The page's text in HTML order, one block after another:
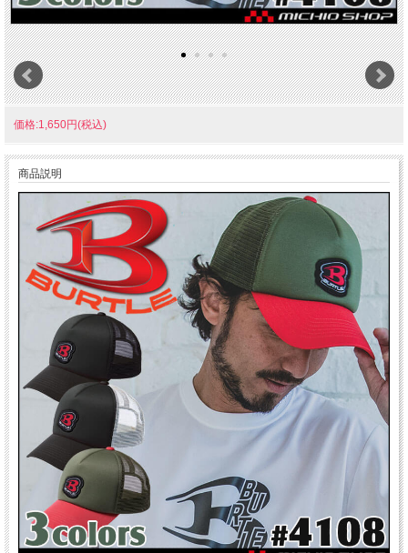
価格:1,650円(税込)
商品説明